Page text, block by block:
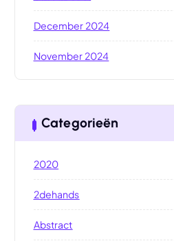
December 2024
November 2024
Categorieën
2020
2dehands
Abstract